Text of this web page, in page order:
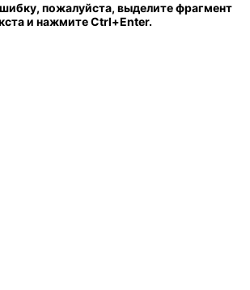
пожалуйста, выделите фрагмент
и нажмите Ctrl+Enter.